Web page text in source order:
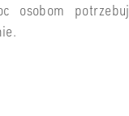
osobom